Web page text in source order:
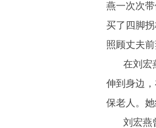
燕一次次
买了四脚
照顾丈夫
在刘宏
伸到身边
保老人。
刘宏燕